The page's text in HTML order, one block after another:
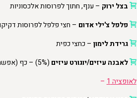
בצל ירוק – ענף, חתוך לפרוסות אלכסוניות
פלפל צ'ילי אדום – חצי פלפל לפרוסות
גרידת לימון – כחצי כפית
לאבנה עיזים/יוגורט עיזים (5%) – כף (אפשר בלי)
לאופציה 1
–